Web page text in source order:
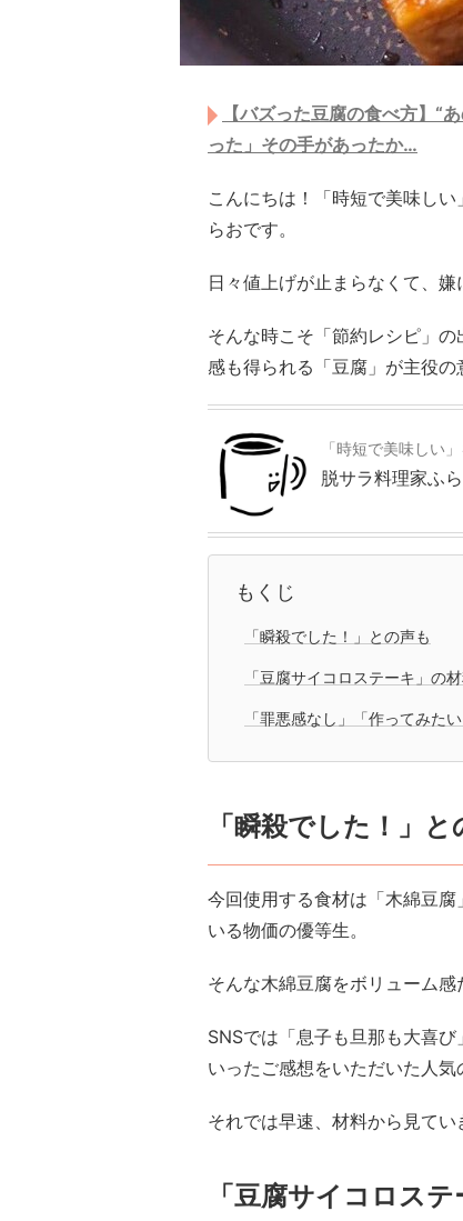
【バズった豆腐の食べ方】“
った」その手があったか…
こんにちは！「時短で美味し
らおです。
日々値上げが止まらなくて、嫌
そんな時こそ「節約レシピ」
感も得られる「豆腐」が主役の
「時短で美味しい
脱サラ料理家ふ
もくじ
「瞬殺でした！」との声も
「豆腐サイコロステーキ」の
「罪悪感なし」「作ってみたい
「瞬殺でした！」と
今回使用する食材は「木綿豆
いる物価の優等生。
そんな木綿豆腐をボリューム感
SNSでは「息子も旦那も大喜
いったご感想をいただいた人気
それでは早速、材料から見てい
「豆腐サイコロス